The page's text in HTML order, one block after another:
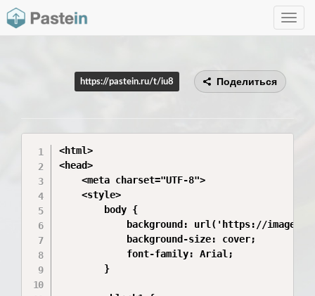
Toggle
https://pastein.ru/t/iu8 Поделиться
<html>
<head>
    <meta charset="UTF-8">
    <style>
        body {
background: url('https://
            background-size: cover;
            font-family: Arial;
        }